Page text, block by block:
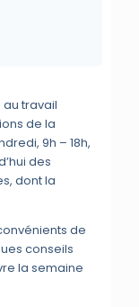
au travail
de la
9h – 18h,
des
dont la
de
conseils
la semaine